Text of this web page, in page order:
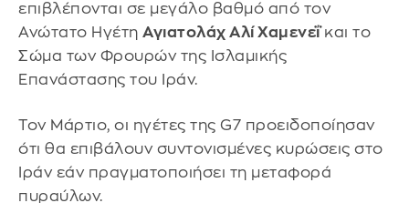
επιβλέπονται σε μεγάλο βαθμό από τον
Ανώτατο Ηγέτη Αγιατολάχ Αλί Χαμενεΐκαι το
Σώμα των Φρουρών της Ισλαμικής
Επανάστασης του Ιράν.
Τον Μάρτιο, οι ηγέτες της G7 προειδοποίησαν
ότι θα επιβάλουν συντονισμένες κυρώσεις στο
Ιράν εάν πραγματοποιήσει τη μεταφορά
πυραύλων.